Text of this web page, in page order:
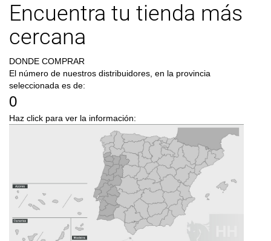
Encuentra tu tienda más
cercana
DONDE COMPRAR
El número de nuestros distribuidores, en la provincia
seleccionada es de:
0
Haz click para ver la información: